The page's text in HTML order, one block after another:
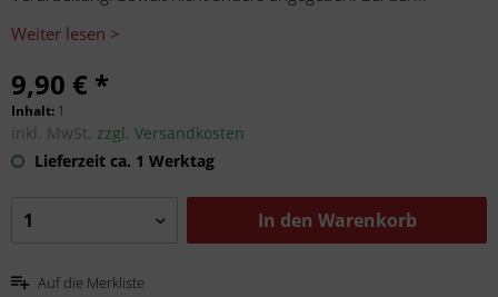
Weiter lesen >
9,90 € *
Inhalt: 1
inkl. MwSt. zzgl. Versandkosten
Lieferzeit ca. 1 Werktag
In den Warenkorb
Auf die Merkliste